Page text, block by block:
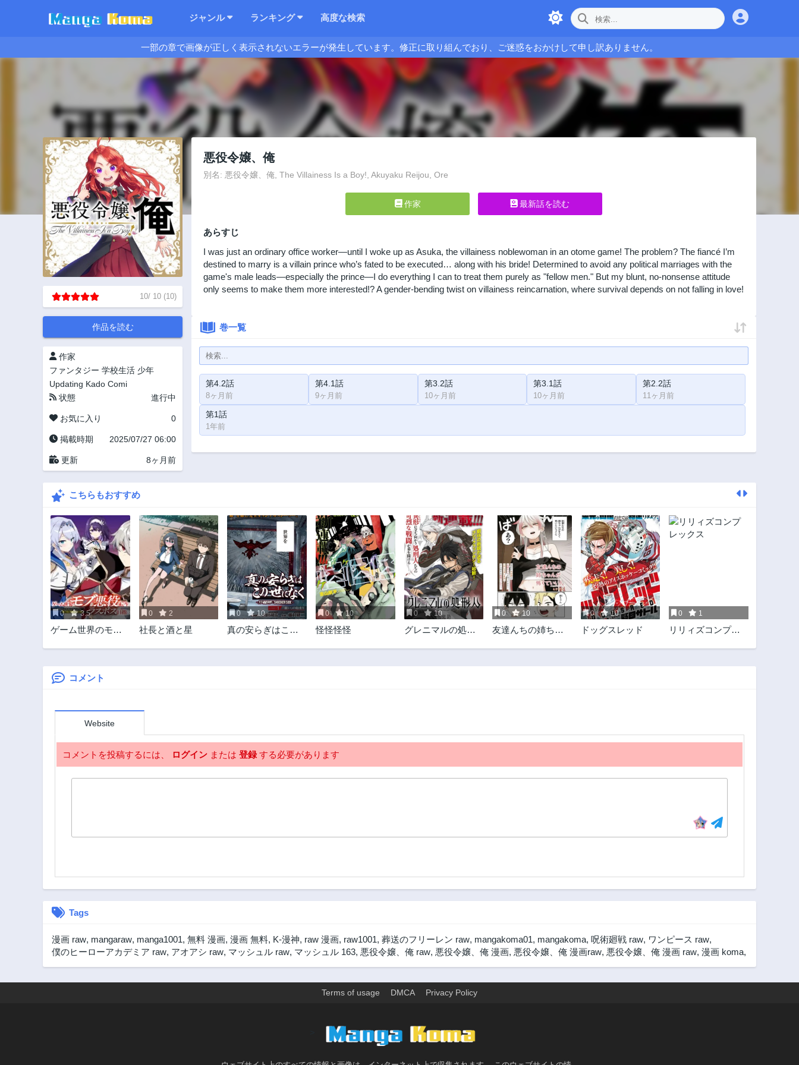
ジャンル ランキング 高度な検索
一部の章で画像が正しく表示されないエラーが発生しています。修正に取り組んでおり、ご迷惑をおかけして申し訳ありません。
10/ 10 (10)
作品を読む
作家
ファンタジー 学校生活 少年
Updating Kado Comi
状態
進行中
お気に入り 0
掲載時期 2025/07/27 06:00
更新 8ヶ月前
悪役令嬢、俺
別名: 悪役令嬢、俺, The Villainess Is a Boy!, Akuyaku Reijou, Ore
作家 最新話を読む
あらすじ
I was just an ordinary office worker—until I woke up as Asuka, the villainess noblewoman in an otome game! The problem? The fiancé I’m
destined to marry is a villain prince who’s fated to be executed… along with his bride! Determined to avoid any political marriages with the
game's male leads—especially the prince—I do everything I can to treat them purely as "fellow men." But my blunt, no-nonsense attitude
only seems to make them more interested!? A gender-bending twist on villainess reincarnation, where survival depends on not falling in love!
巻一覧
第4.2話
8ヶ月前
第4.1話
9ヶ月前
第3.2話
10ヶ月前
第3.1話
10ヶ月前
第2.2話
11ヶ月前
第1話
1年前
こちらもおすすめ
0 3.5
ゲーム世界のモブ
してみた ～なぜか
歴代最高の名君と
を教えてください!
0 2
社長と酒と星
0 10
真の安らぎはこの
SHOCKER SIDE-
0 10
怪怪怪怪
0 10
グレニマルの処刑
0 10
友達んちの姉ちゃ
0 10
ドッグスレッド
0 1
リリィズコンプレ
コメント
Website
コメントを投稿するには、 ログイン または 登録する必要があります
Tags
漫画 raw, mangaraw, manga1001, 無料 漫画, 漫画 無料, K-漫神, raw 漫画, raw1001, 葬送のフリーレン raw, mangakoma01, mangakoma, 呪術廻戦 raw, ワンピース raw,
僕のヒーローアカデミア raw, アオアシ raw, マッシュル raw, マッシュル 163, 悪役令嬢、俺 raw, 悪役令嬢、俺 漫画, 悪役令嬢、俺 漫画raw, 悪役令嬢、俺 漫画 raw, 漫画 koma,
Terms of usage DMCA Privacy Policy